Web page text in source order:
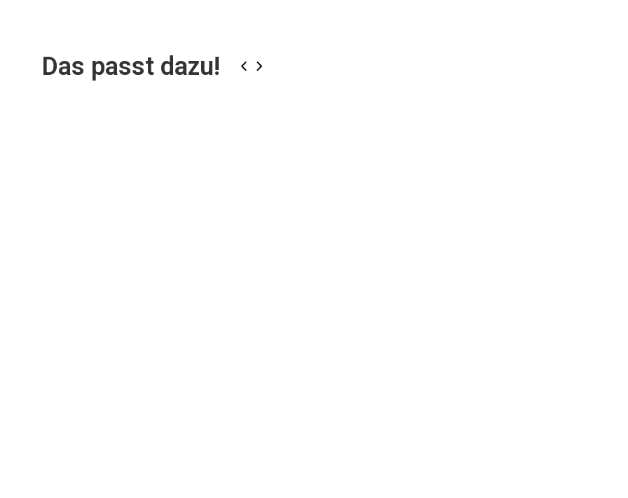
springen
Das passt dazu! ‹ ›